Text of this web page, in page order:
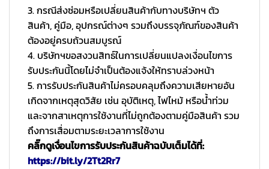
3. กรณีส่งซ่อมหรือเปลี่ยนสินค้ากับทางบริษัทฯ ตัว
สินค้า, คู่มือ, อุปกรณ์ต่างๆ รวมถึงบรรจุภัณฑ์ของสินค้า
ต้องอยู่ครบถ้วนสมบูรณ์
4. บริษัทฯขอสงวนสิทธ์ในการเปลี่ยนแปลงเงื่อนไขการ
รับประกันนี้โดยไม่จำเป็นต้องแจ้งให้ทราบล่วงหน้า
5. การรับประกันสินค้าไม่ครอบคลุมถึงความเสียหายอัน
เกิดจากเหตุสุดวิสัย เช่น อุบัติเหตุ, ไฟไหม้ หรือน้ำท่วม
และจากสาเหตุการใช้งานที่ไม่ถูกต้องตามคู่มือสินค้า รวม
ถึงการเสื่อมตามระยะเวลาการใช้งาน
คลิ๊กดูเงื่อนไขการรับประกันสินค้าฉบับเต็มได้ที่:
https://bit.ly/2Tt2Rr7